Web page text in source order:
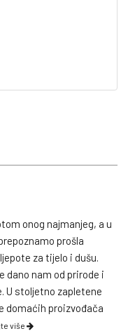
onog najmanjeg, a u
prošla
za tijelo i dušu.
dano nam od prirode i
U stoljetno zapletene
domaćih proizvođača
više